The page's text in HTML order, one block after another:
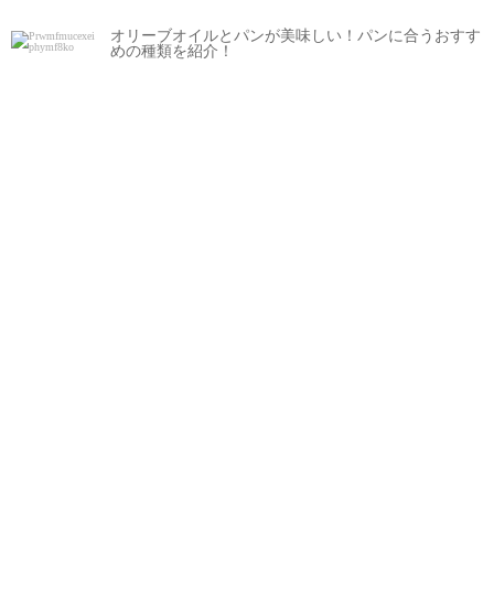
オリーブオイルとパンが美味しい！パンに合うおすす
めの種類を紹介！